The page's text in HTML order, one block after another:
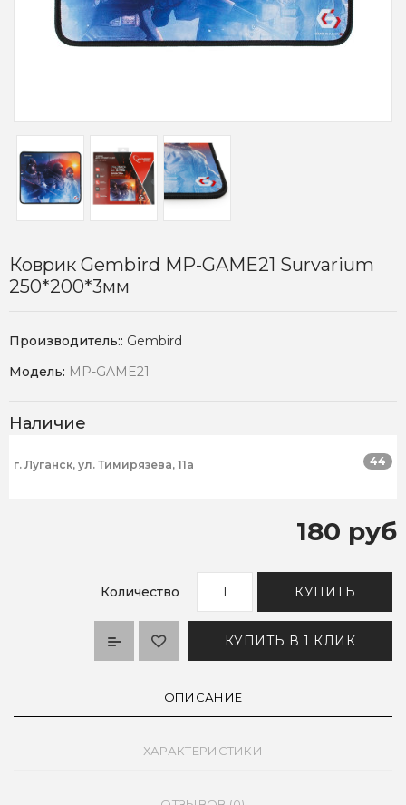
Коврик Gembird MP-GAME21 Survarium
250*200*3мм
Производитель:: Gembird
Модель: MP-GAME21
Наличие
г. Луганск, ул. Тимирязева, 11а 44
180 руб
Количество КУПИТЬ
КУПИТЬ В 1 КЛИК
ОПИСАНИЕ
ХАРАКТЕРИСТИКИ